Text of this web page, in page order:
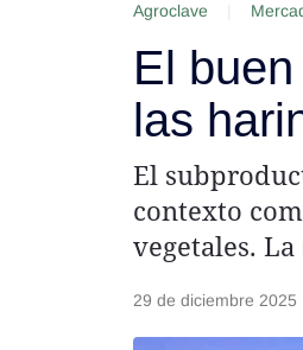
Agroclave
El
las
El
contexto
vegetales.
29 de diciembre 2025